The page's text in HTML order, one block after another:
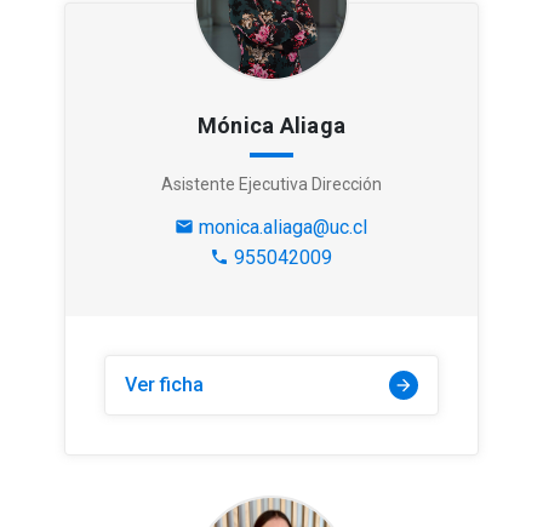
Mónica Aliaga
Asistente Ejecutiva Dirección
mail monica.aliaga@uc.cl
phone 955042009
Ver ficha arrow_forward